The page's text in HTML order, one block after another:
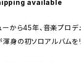
available
ーから45年、音楽プロデ
身の初ソロアルバムをリ